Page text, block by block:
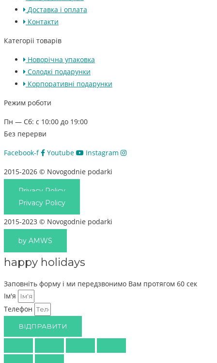
Доставка і оплата
Контакти
Категоріі товарів
Новорічна упаковка
Солодкі подарунки
Корпоративні подарунки
Режим роботи
Пн — Сб: с 10:00 до 19:00
Без перерви
Facebook-f Youtube Instagram
2015-2026 © Novogodnie podarki
Privacy Policy
Privacy Policy
2015-2023 © Novogodnie podarki
by AMWS
happy holidays
Заповніть форму і ми передзвонимо Вам протягом 60 сек
Ім'я
Телефон
ВІДПРАВИТИ